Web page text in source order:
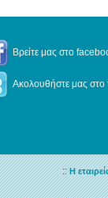
Βρείτε μας στο
Ακολουθήστε μας στο
::Η